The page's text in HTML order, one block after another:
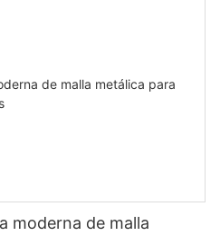
moderna de malla